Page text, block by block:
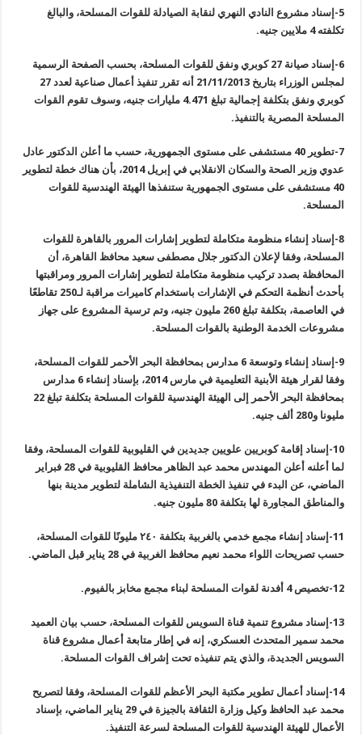
5-
إسناد مشروع النادي النهري لنقابة الصيادلة للقوات المسلحة، والبالغ
تكلفته 4 ملايين جنيه
.
6-
إسناد صيانة 27 كوبري ونفق للقوات المسلحة، بحسب الصفحة الرسمية
لمجلس الوزراء بتاريخ 21/11/2013 أنه تقرر تنفيذ أعمال صناعية لعدد
27
كوبري ونفق بتكلفة إجمالية تبلغ 4.471 مليارات جنيه، وسوف تقوم القوات
المسلحة المصرية بالتنفيذ.
7-
تطوير 40 مستشفى على مستوى الجمهورية، حسب ما أعلن الدكتور عادل
عدوي وزير الصحة والسكان الانقلابي في إبريل 2014، بأن هناك خطة لتطوير
40 مستشفى على مستوى الجمهورية ستنفذها الهيئة الهندسية للقوات
المسلحة.
8- إسناد إنشاء منظومة متكاملة لتطوير إشارات المرور بالقاهرة للقوات
المسلحة، وفقا لإعلان الدكتور جلال مصطفى سعيد محافظ القاهرة، أن
المحافظة بصدد تركيب منظومة متكاملة لتطوير إشارات المرور ومراقبتها
بأحدث أنظمة التحكم في الإشارات باستخدام كاميرات مراقبة لـ250 تقاطعًا
في العاصمة، بتكلفة تبلغ 260 مليون جنيه، وتم ترسية المشروع على جهاز
مشروعات الخدمة الوطنية بالقوات المسلحة.
9-
إسناد إنشاء وتوسعة 6 مدارس بمحافظة البحر الأحمر للقوات المسلحة،
وفقا لقرار هيئة الأبنية التعليمية في مارس 2014، بإسناد إنشاء 6 مدارس
بمحافظة البحر الأحمر إلى الهيئة الهندسية للقوات المسلحة بتكلفة تبلغ 22
مليونا و280 ألف جنيه
.
10- إسناد إقامة كوبريين علويين جديدين في القليوبية للقوات المسلحة، وفقا
لما أعلنه أعلن المهندس محمد عبد الظاهر محافظ القليوبية في28 فبراير
الماضي، عن البدء في تنفيذ الخطة التنفيذية الشاملة لتطوير مدينة بنها
والمناطق المجاورة لها بتكلفة 80 مليون جنيه
.
11-
إسناد إنشاء مجمع خدمي بالغربية بتكلفة ٢٤٠ مليونًا للقوات المسلحة،
حسب تصريحات اللواء محمد نعيم محافظ الغربية في 28 يناير قبل الماضي
.
12- تخصيص 4 أفدنة لقوات المسلحة لبناء مجمع مخابز بالفيوم .
13- إسناد مشروع تنمية قناة السويس للقوات المسلحة، حسب بيان العميد
محمد سمير المتحدث العسكري، إنه في إطار متابعة أعمال مشروع قناة
السويس الجديدة، والذي يتم تنفيذه تحت إشراف القوات المسلحة.
14- إسناد أعمال تطوير مكتبة البحر الأعظم للقوات المسلحة، وفقا لتصريح
محمد عبد الحافظ وكيل وزارة الثقافة بالجيزة في 29 يناير الماضي، بإسناد
الأعمال للهيئة الهندسية للقوات المسلحة لسرعة التنفيذ.